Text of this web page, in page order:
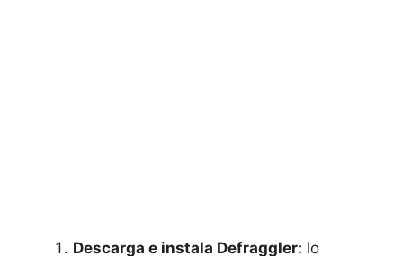
Descarga e instala Defraggler: lo